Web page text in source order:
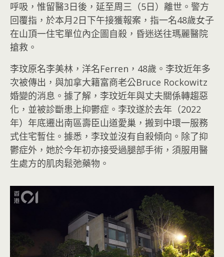
呼吸，惟留醫3日後，延至周三（5日）離世。警方
回覆指，於本月2日下午接獲報案，指一名48歲女子
在山頂一住宅單位內企圖自殺，昏迷送往瑪麗醫院
搶救。
李玟原名李美林，洋名Ferren，48歲。李玟近年多
次被傳出，與加拿大籍富商老公Bruce Rockowitz
婚變的消息。據了解，李玟近年與丈夫關係轉趨惡
化，並被診斷患上抑鬱症。李玟遂於去年（2022
年）年底遷出南區壽臣山道愛巢，搬到中環一服務
式住宅暫住。據悉，李玟並沒有自殺傾向。除了抑
鬱症外，她於今年初亦接受過腿部手術，須服用醫
生處方的肌肉鬆弛藥物。